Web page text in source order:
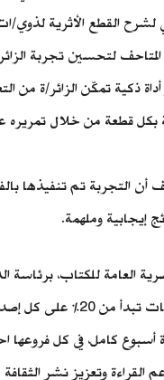
لشرح القطع الأثرية لذوي/ات
لتحسين تجربة
ذكية تمكّن الزائر/ة من
بكل قطعة من خلال
أن التجربة تم تنفيذها
إيجابية وملهمة.
العامة للكتاب، برئاسة
الدين، عن خصومات تبدأ من
أسبوع كامل، في كل فروعها
القراءة وتعزيز نشر